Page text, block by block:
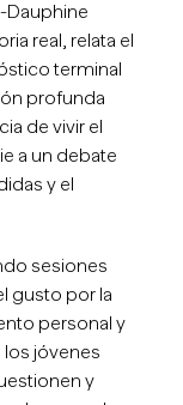
Dauphine
real, relata el
terminal
profunda
de vivir el
a un debate
y el
sesiones
gusto por la
personal y
jóvenes
y